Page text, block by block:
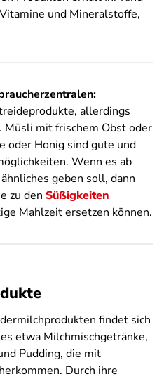
und Mineralstoffe,
allerdings
Müsli mit frischem Obst oder
oder Honig sind gute und
Wenn es ab
geben soll, dann
zu den Süßigkeiten
Mahlzeit ersetzen können.
findet sich
etwa Milchmischgetränke,
Pudding, die mit
Durch ihre